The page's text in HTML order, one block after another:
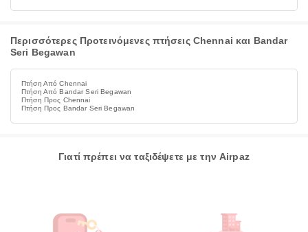
Περισσότερες Προτεινόμενες πτήσεις Chennai και Bandar
Seri Begawan
Πτήση Από Chennai
Πτήση Από Bandar Seri Begawan
Πτήση Προς Chennai
Πτήση Προς Bandar Seri Begawan
Γιατί πρέπει να ταξιδέψετε με την Airpaz